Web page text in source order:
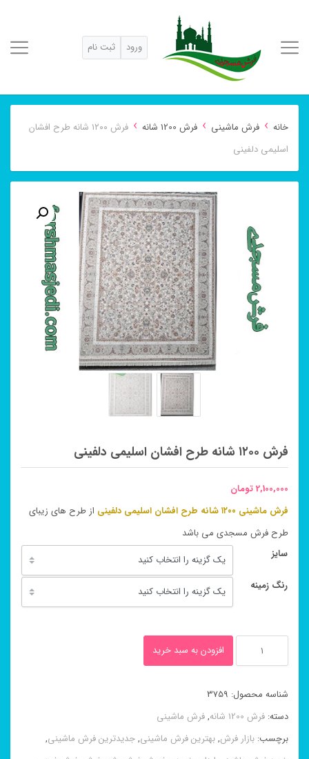
ورود ثبت نام
خانه › فرش ماشینی › فرش 1200 شانه ›
فرش ۱۲۰۰ شانه طرح افشان
اسلیمی دلفینی
فرش ۱۲۰۰ شانه طرح افشان اسلیمی دلفینی
2,100,000تومان
فرش ماشینی ۱۲۰۰ شانه طرح افشان اسلیمی دلفینی
از طرح های زیبای
طرح فرش مسجدی می باشد
سایز
رنگ زمینه
۱۲۰۰
شانه
طرح
افشان
اسلیمی
افزودن به سبد خرید
شناسه محصول: 3759
دسته: فرش 1200 شانه ,فرش ماشینی
برچسب: بازار فرش,بهترین فرش ماشینی,جدیدترین فرش ماشینی,